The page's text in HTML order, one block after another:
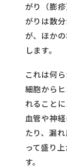
がり（膨
がりは数
が、ほか
します。
これは何
細胞から
れること
血管や神
たり、漏
って盛り
す。